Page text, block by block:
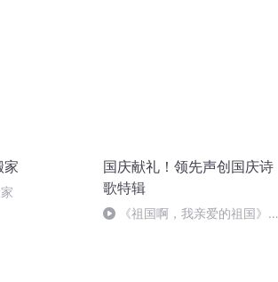
家
国庆献礼！领先声创国庆诗
歌特辑
《祖国啊，我亲爱的祖国》温